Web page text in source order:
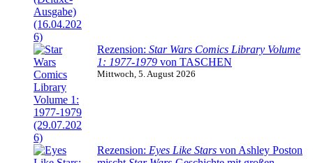
Rezension: Star Wars Comics Library Volume
1: 1977-1979 von TASCHEN
Mittwoch, 5. August 2026
Rezension: Eyes Like Stars von Ashley Poston